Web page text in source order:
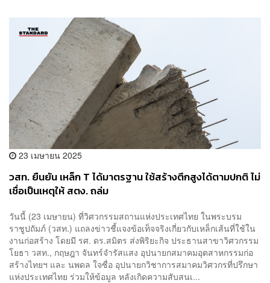
23 เมษายน 2025
วสท. ยืนยัน เหล็ก T ได้มาตรฐาน ใช้สร้างตึกสูงได้ตามปกติ ไม่
เชื่อเป็นเหตุให้ สตง. ถล่ม
วันนี้ (23 เมษายน) ที่วิศวกรรมสถานแห่งประเทศไทย ในพระบรม
ราชูปถัมภ์ (วสท.) แถลงข่าวชี้แจงข้อเท็จจริงเกี่ยวกับเหล็กเส้นที่ใช้ใน
งานก่อสร้าง โดยมี รศ. ดร.สมิตร ส่งพิริยะกิจ ประธานสาขาวิศวกรรม
โยธา วสท., กฤษฎา จันทร์จำรัสแสง อุปนายกสมาคมอุตสาหกรรมก่อ
สร้างไทยฯ และ นพดล ใจซื่อ อุปนายกวิชาการสมาคมวิศวกรที่ปรึกษา
แห่งประเทศไทย ร่วมให้ข้อมูล หลังเกิดความสับสนเ...